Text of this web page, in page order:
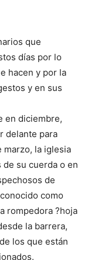
que
días por lo
hacen y por la
y en sus
en diciembre,
delante para
la iglesia
de su cuerda o en
de
como
rompedora ?hoja
la barrera,
los que están